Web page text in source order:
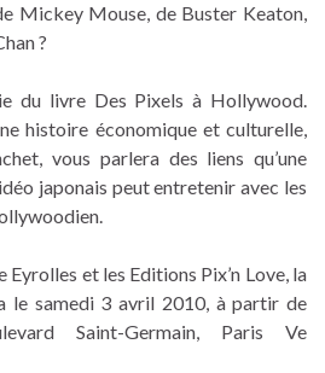
Mickey Mouse, de Buster Keaton,
?
du livre Des Pixels à Hollywood.
histoire économique et culturelle,
vous parlera des liens qu’une
japonais peut entretenir avec les
et les Editions Pix’n Love, la
le samedi 3 avril 2010, à partir de
Saint-Germain, Paris Ve